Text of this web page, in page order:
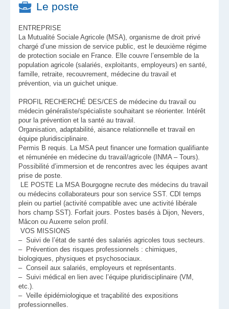
Le poste
ENTREPRISE
La Mutualité Sociale Agricole (MSA), organisme de droit privé
chargé d’une mission de service public, est le deuxième régime
de protection sociale en France. Elle couvre l’ensemble de la
population agricole (salariés, exploitants, employeurs) en santé,
famille, retraite, recouvrement, médecine du travail et
prévention, via un guichet unique.
PROFIL RECHERCHÉ DES/CES de médecine du travail ou
médecin généraliste/spécialiste souhaitant se réorienter. Intérêt
pour la prévention et la santé au travail.
Organisation, adaptabilité, aisance relationnelle et travail en
équipe pluridisciplinaire.
Permis B requis. La MSA peut financer une formation qualifiante
et rémunérée en médecine du travail/agricole (INMA – Tours).
Possibilité d’immersion et de rencontres avec les équipes avant
prise de poste.
LE POSTE La MSA Bourgogne recrute des médecins du travail
ou médecins collaborateurs pour son service SST. CDI temps
plein ou partiel (activité compatible avec une activité libérale
hors champ SST). Forfait jours. Postes basés à Dijon, Nevers,
Mâcon ou Auxerre selon profil.
VOS MISSIONS
– Suivi de l’état de santé des salariés agricoles tous secteurs.
– Prévention des risques professionnels : chimiques,
biologiques, physiques et psychosociaux.
– Conseil aux salariés, employeurs et représentants.
– Suivi médical en lien avec l’équipe pluridisciplinaire (VM,
etc.).
– Veille épidémiologique et traçabilité des expositions
professionnelles.